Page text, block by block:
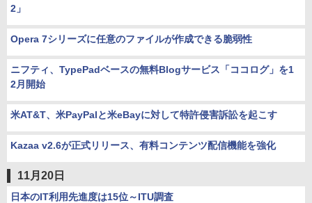
2」
Opera 7シリーズに任意のファイルが作成できる脆弱性
ニフティ、TypePadベースの無料Blogサービス「ココログ」を1
2月開始
米AT&T、米PayPalと米eBayに対して特許侵害訴訟を起こす
Kazaa v2.6が正式リリース、有料コンテンツ配信機能を強化
11月20日
日本のIT利用先進度は15位～ITU調査